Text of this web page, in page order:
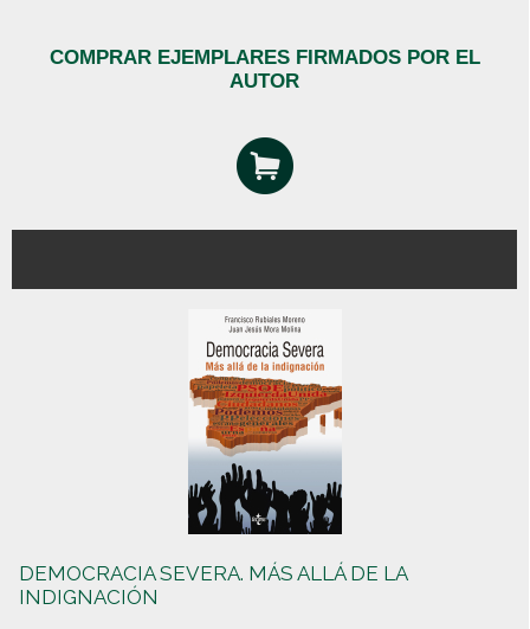
COMPRAR EJEMPLARES FIRMADOS POR EL
AUTOR
DEMOCRACIA SEVERA. MÁS ALLÁ DE LA
INDIGNACIÓN